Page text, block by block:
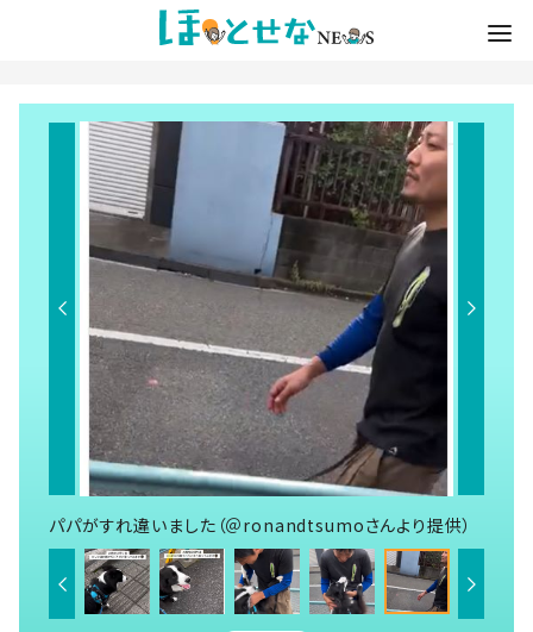
パパがすれ違いました（＠ronandtsumoさんより提供）